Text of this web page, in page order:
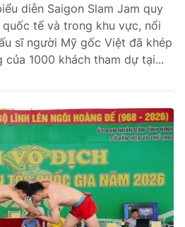
diễn Saigon Slam Jam quy
tế và trong khu vực, nổi
sĩ người Mỹ gốc Việt đã khép
1000 khách tham dự tại...